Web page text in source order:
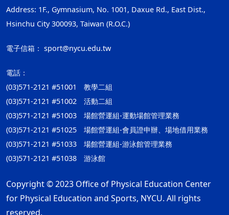
Address: 1F., Gymnasium, No. 1001, Daxue Rd., East Dist.,
Hsinchu City 300093, Taiwan (R.O.C.)
電子信箱： sport@nycu.edu.tw
電話：
(03)571-2121 #51001 教學二組
(03)571-2121 #51002 活動二組
(03)571-2121 #51003 場館營運組-運動場館管理業務
(03)571-2121 #51025 場館營運組-會員證申辦、場地借用業務
(03)571-2121 #51033 場館營運組-游泳館管理業務
(03)571-2121 #51038 游泳館
Copyright © 2023 Office of Physical Education Center
for Physical Education and Sports, NYCU. All rights
reserved.